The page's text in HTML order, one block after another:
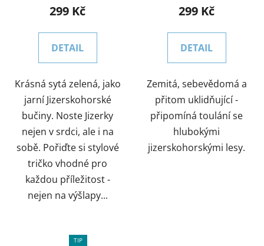
299 Kč
DETAIL
Krásná sytá zelená, jako
jarní Jizerskohorské
bučiny. Noste Jizerky
nejen v srdci, ale i na
sobě. Pořiďte si stylové
tričko vhodné pro
každou příležitost -
nejen na výšlapy...
299 Kč
DETAIL
Zemitá, sebevědomá a
přitom uklidňující -
připomíná toulání se
hlubokými
jizerskohorskými lesy.
TIP